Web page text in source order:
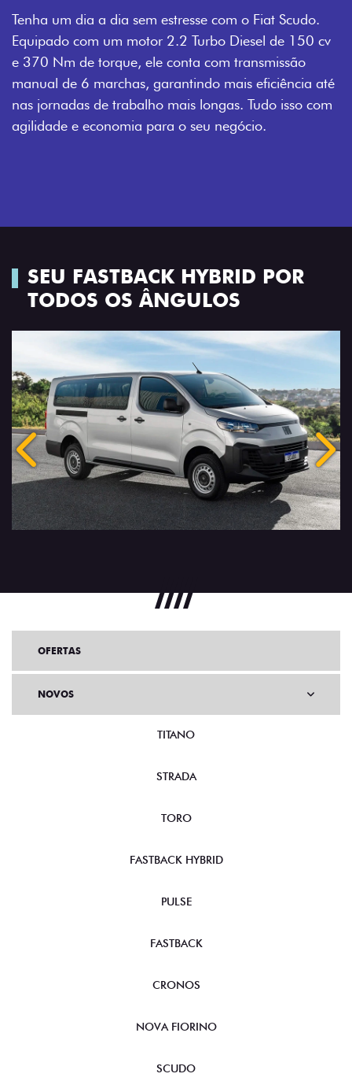
Tenha um dia a dia sem estresse com o Fiat Scudo.
Equipado com um motor 2.2 Turbo Diesel de 150 cv
e 370 Nm de torque, ele conta com transmissão
manual de 6 marchas, garantindo mais eficiência até
nas jornadas de trabalho mais longas. Tudo isso com
agilidade e economia para o seu negócio.
SEU FASTBACK HYBRID POR
TODOS OS ÂNGULOS
Anterior
OFERTAS
NOVOS
TITANO
STRADA
TORO
FASTBACK HYBRID
PULSE
FASTBACK
CRONOS
NOVA FIORINO
SCUDO